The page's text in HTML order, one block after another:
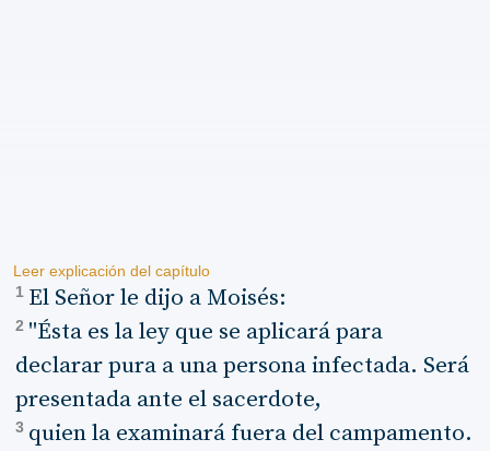
Leer explicación del capítulo
1 El Señor le dijo a Moisés:
2 "Ésta es la ley que se aplicará para
declarar pura a una persona infectada. Será
presentada ante el sacerdote,
3 quien la examinará fuera del campamento.